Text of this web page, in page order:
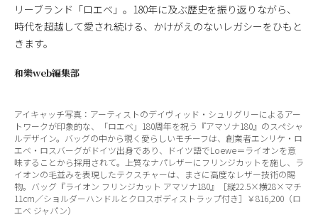
リーブランド「ロエベ」。180年に及ぶ歴史を振り返りながら、
時代を超越して愛され続ける、かけがえのないレガシーをひもと
きます。
和樂web編集部
アイキャッチ写真：アーティストのデイヴィッド・シュリグリーによるアー
トワークが印象的な、「ロエベ」180周年を祝う『アマソナ180』のスペシャ
ルデザイン。バッグの中から覗く愛らしいモチーフは、創業者エンリケ・ロ
エベ・ロスバーグがドイツ出身であり、ドイツ語でLoewe＝ライオンを意
味することから採用されて。上質なナパレザーにフリンジカットを施し、ラ
イオンの毛並みを表現したテクスチャーは、まさに高度なレザー技術の賜
物。バッグ『ライオン フリンジカット アマソナ180』［縦22.5×横28×マチ
11cm／ショルダーハンドルとクロスボディストラップ付き］￥816,200（ロ
エベ ジャパン）